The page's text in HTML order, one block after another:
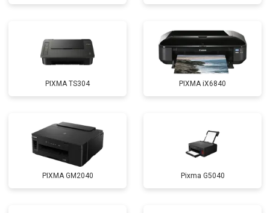
PIXMA TS304 PIXMA iX6840
PIXMA GM2040 Pixma G5040